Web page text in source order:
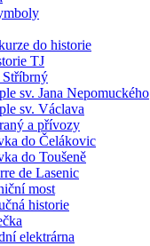
do historie
TJ
Stříbrný
sv. Jana Nepomuckého
sv. Václava
a přívozy
do Čelákovic
do Toušeně
de Lasenic
most
historie
elektrárna